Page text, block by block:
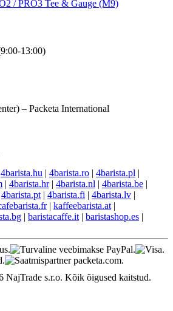
13:00)
– Packeta International
4barista.hu | 4barista.ro | 4barista.pl |
| 4barista.hr| 4barista.nl | 4barista.be |
4barista.pt | 4barista.fi | 4barista.lv |
| kaffeebarista.at |
| baristacaffe.it | baristashop.es |
s.r.o. Kõik õigused kaitstud.